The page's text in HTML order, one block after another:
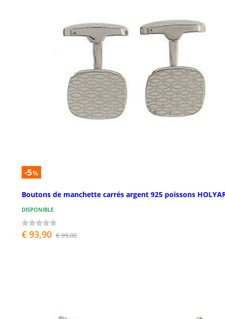
-5%
Boutons de manchette carrés argent 925 poissons
DISPONIBLE
€ 93,90 € 99,00